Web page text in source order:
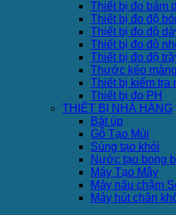
Thiết bị đo bám
Thiết bị đo độ
Thiết bị đo độ
Thiết bị đo độ
Thiết bị đo độ
Thước kéo
Thiết bị kiểm tra
Thiết bị đo PH
THIẾT BỊ NHÀ HÀNG
Bát úp
Gỗ Tạo Mùi
Súng tạo khói
Nước tạo bong
Máy Tạo Mây
Máy nấu chậm
Máy hút chân